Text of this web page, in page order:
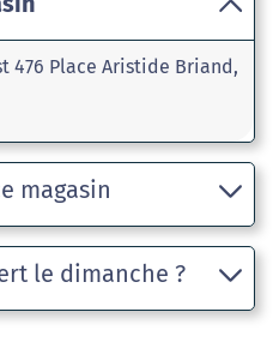
476 Place Aristide Briand,
magasin
le dimanche ?